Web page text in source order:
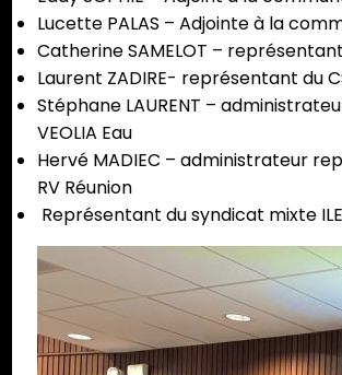
Lucette PALAS – Adjointe à la
Catherine SAMELOT –
Laurent ZADIRE- représentant du
Stéphane LAURENT –
VEOLIA Eau
Hervé MADIEC – administrateur
RV Réunion
Représentant du syndicat mixte